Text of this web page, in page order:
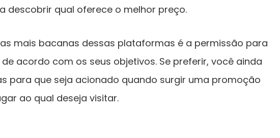
descobrir qual oferece o melhor preço.
mais bacanas dessas plataformas é a permissão para
acordo com os seus objetivos. Se preferir, você ainda
para que seja acionado quando surgir uma promoção
ao qual deseja visitar.